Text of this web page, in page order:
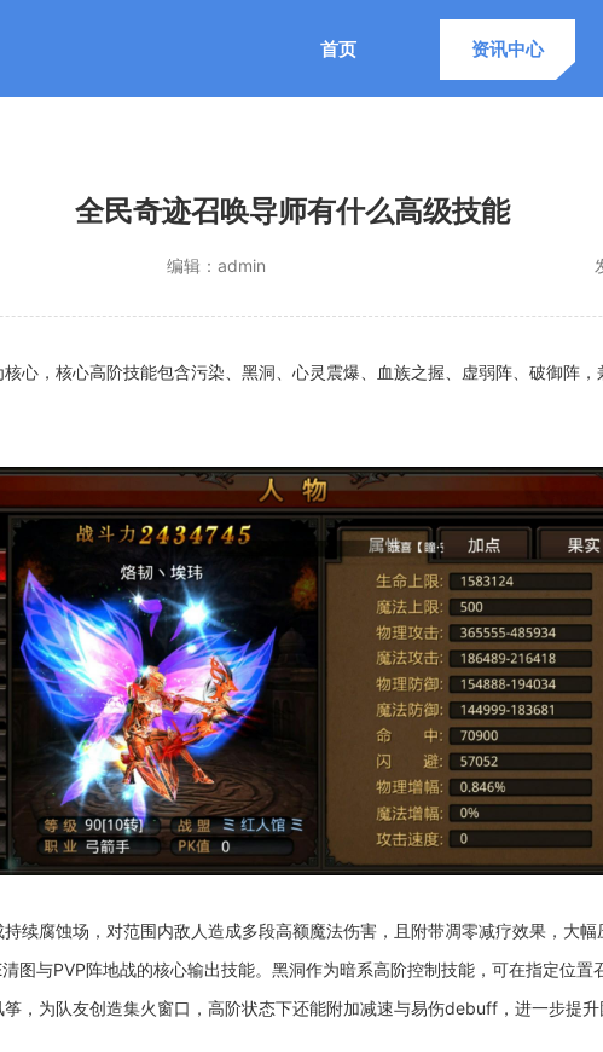
首页 资讯中心
全民奇迹召唤导师有什么高级技能
编辑： admin
心，核心高阶技能包含污染、黑洞、心灵震爆、血族之握、虚弱阵、破御阵
续腐蚀场，对范围内敌人造成多段高额魔法伤害，且附带凋零减疗效果，大
图与PVP阵地战的核心输出技能。黑洞作为暗系高阶控制技能，可在指定位
，为队友创造集火窗口，高阶状态下还能附加减速与易伤debuff，进一步提升